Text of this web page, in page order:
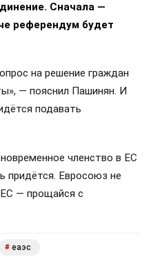
Сначала —
референдум будет
на решение граждан
— пояснил Пашинян. И
подавать
членство в ЕС
Евросоюз не
— прощайся с
# еаэс